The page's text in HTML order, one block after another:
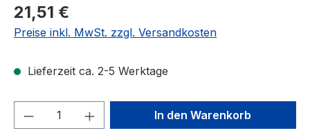
Regulärer Preis:
21,51 €
Preise inkl. MwSt. zzgl. Versandkosten
Lieferzeit ca. 2-5 Werktage
Produkt Anzahl: Gib denIn den Warenkorb